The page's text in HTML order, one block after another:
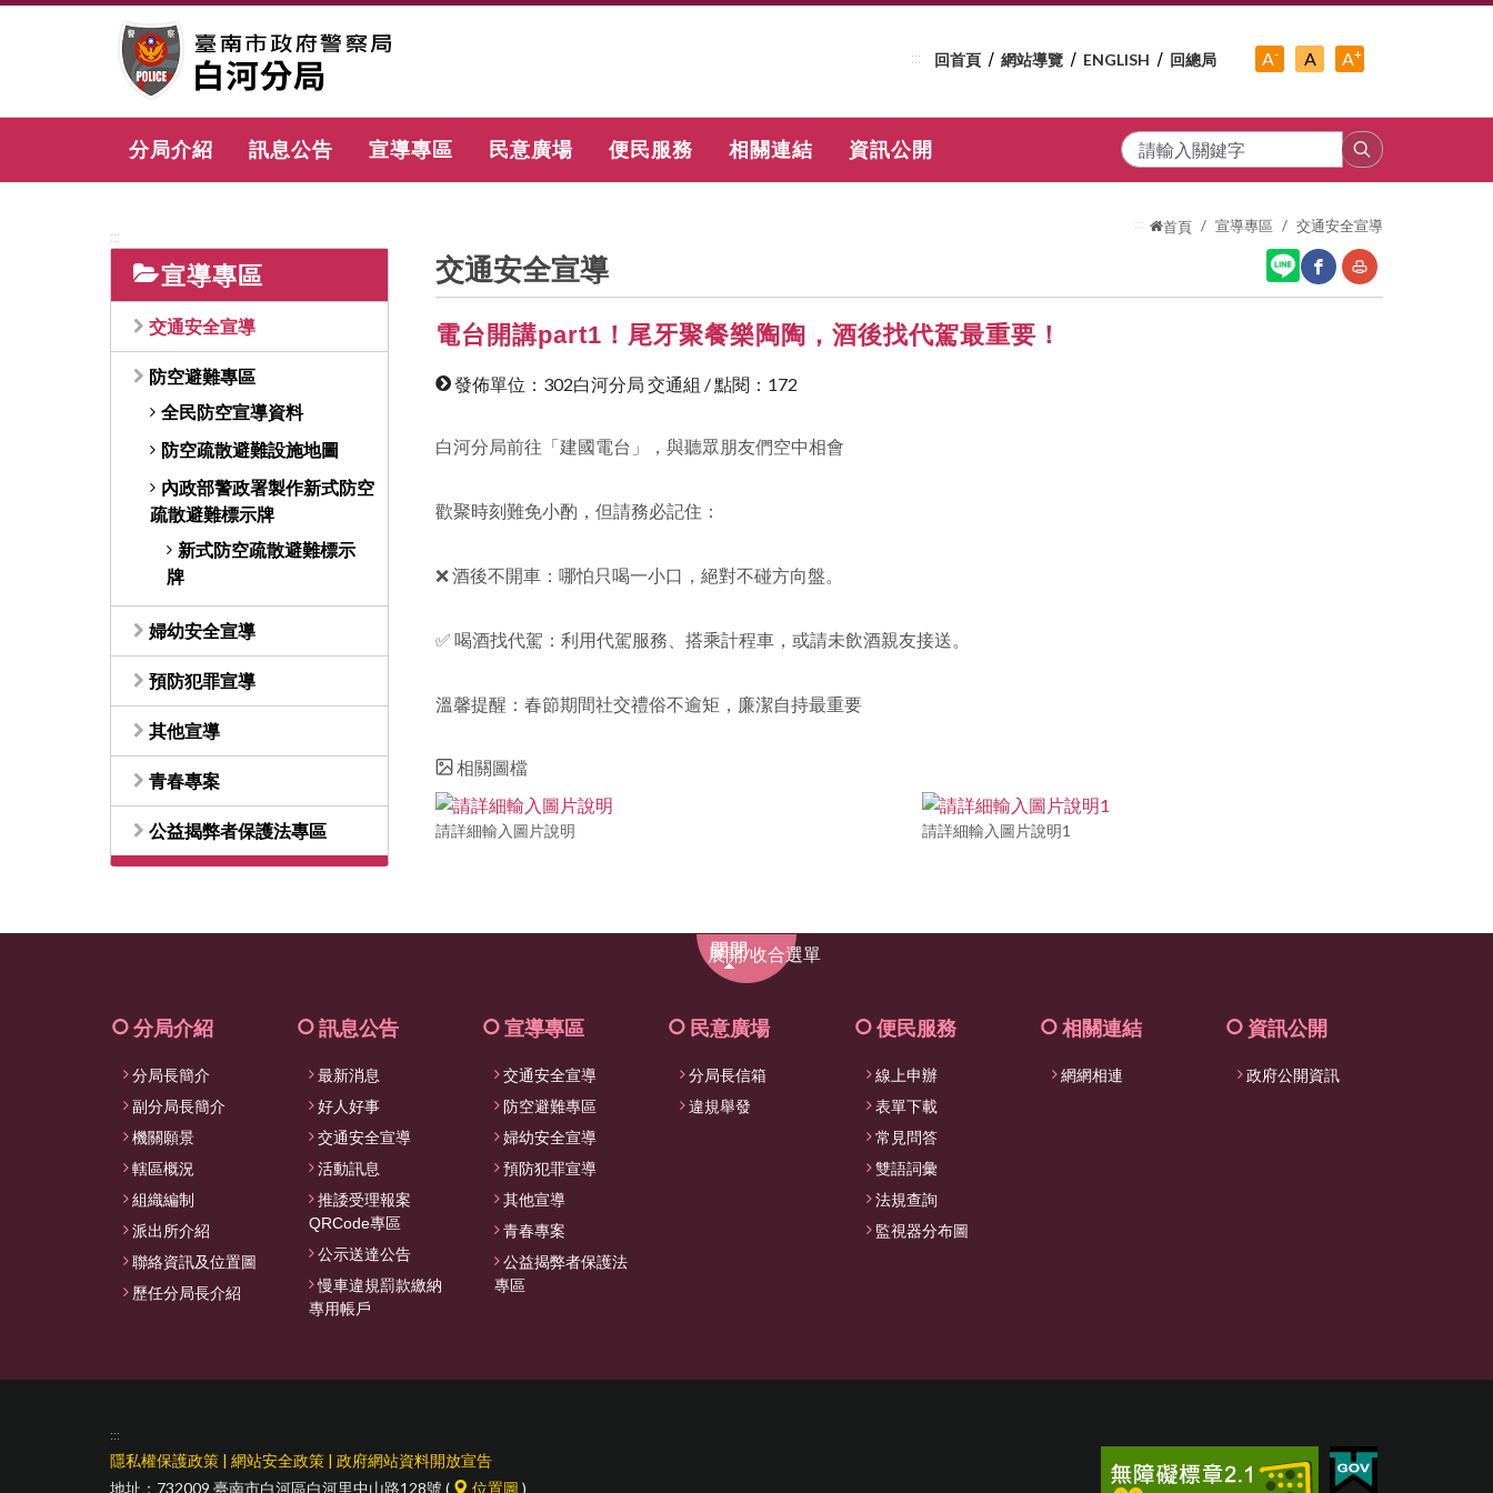
跳
內
::: 回首頁 網站導覽 ENGLISH 回總局 A-
級
A中
A+
級
分局介紹 訊息公告 宣導專區 民意廣場 便民服務 相關連結 資訊公開
搜
尋
:::
宣導專區
交通安全宣導
防空避難專區
全民防空宣導資料
防空疏散避難設施地圖
內政部警政署製作新式防空
疏散避難標示牌
新式防空疏散避難標示
牌
婦幼安全宣導
預防犯罪宣導
其他宣導
青春專案
公益揭弊者保護法專區
::: 首頁 宣導專區 交通安全宣導
交通安全宣導
電台開講part1！尾牙聚餐樂陶陶，酒後找代駕最重要！
發佈單位：302白河分局 交通組 /點閱：172
白河分局前往「建國電台」，與聽眾朋友們空中相會
歡聚時刻難免小酌，但請務必記住：
❌ 酒後不開車：哪怕只喝一小口，絕對不碰方向盤。
✅ 喝酒找代駕：利用代駕服務、搭乘計程車，或請未飲酒親友接送。
溫馨提醒：春節期間社交禮俗不逾矩，廉潔自持最重要
相關圖檔
請詳細輸入圖片說明 請詳細輸入圖片說明1
展開/收合選單
分局介紹
分局長簡介
副分局長簡介
機關願景
轄區概況
組織編制
派出所介紹
聯絡資訊及位置圖
歷任分局長介紹
訊息公告
最新消息
好人好事
交通安全宣導
活動訊息
推諉受理報案
QRCode專區
公示送達公告
慢車違規罰款繳納
專用帳戶
宣導專區
交通安全宣導
防空避難專區
婦幼安全宣導
預防犯罪宣導
其他宣導
青春專案
公益揭弊者保護法
專區
民意廣場
分局長信箱
違規舉發
便民服務
線上申辦
表單下載
常見問答
雙語詞彙
法規查詢
監視器分布圖
相關連結
網網相連
資訊公開
政府公開資訊
:::
隱私權保護政策 | 網站安全政策 | 政府網站資料開放宣告
地址：732009 臺南市白河區白河里中山路128號 (
位置圖 )